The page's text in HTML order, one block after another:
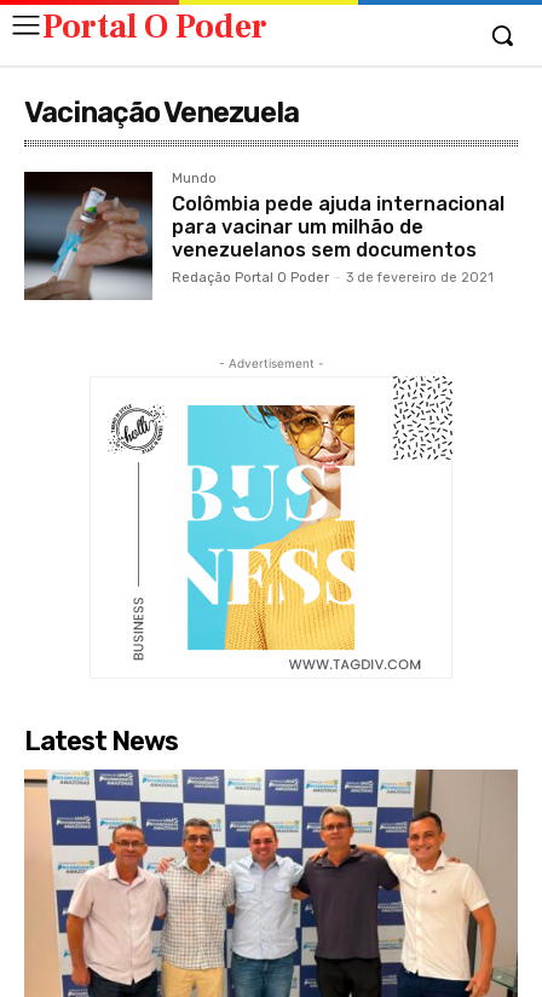
Portal O Poder
Vacinação Venezuela
Mundo
Colômbia pede ajuda internacional
para vacinar um milhão de
venezuelanos sem documentos
Redação Portal O Poder - 3 de fevereiro de 2021
- Advertisement -
Latest News